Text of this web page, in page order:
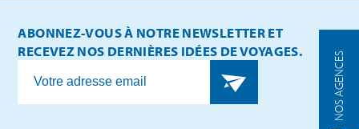
NOS AGENCES
ABONNEZ-VOUS À NOTRE NEWSLETTER ET
RECEVEZ NOS DERNIÈRES IDÉES DE VOYAGES.